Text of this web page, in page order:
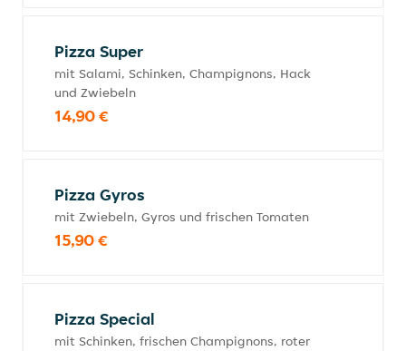
Pizza Super
mit Salami, Schinken, Champignons, Hack
und Zwiebeln
14,90 €
Pizza Gyros
mit Zwiebeln, Gyros und frischen Tomaten
15,90 €
Pizza Special
mit Schinken, frischen Champignons, roter